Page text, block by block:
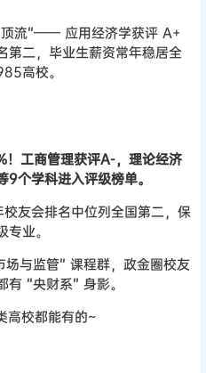
顶流”—— 应用经济学获评 A+
第二，毕业生薪资常年稳居全
高校。
！工商管理获评A-，理论经济
个学科进入评级榜单。
友会排名中位列全国第二，保
业。
与监管” 课程群，政金圈校友
“央财系” 身影。
高校都能有的~